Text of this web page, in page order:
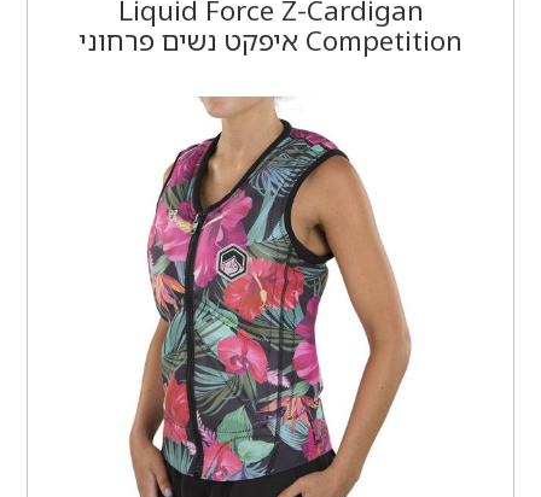
Liquid Force Z-Cardigan
Competition איפקט נשים פרחוני‏